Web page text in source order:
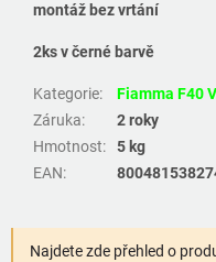
montáž bez vrtání
2ks v černé barvě
Kategorie:
Fiamma F40
Záruka:
2 roky
Hmotnost:
5 kg
EAN:
Najdete zde přehled o